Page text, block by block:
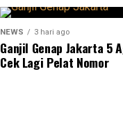
NEWS 3 hari ago
Ganjil Genap Jakarta 5
Cek Lagi Pelat Nomor